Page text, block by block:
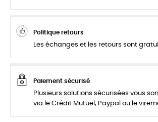
Politique retours
Les échanges et les retours sont
Paiement sécurisé
Plusieurs solutions sécurisées vous
via le Crédit Mutuel, Paypal ou le